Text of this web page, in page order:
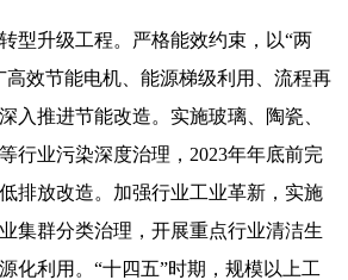
型升级工程。严格能效约束，以“两
高效节能电机、能源梯级利用、流程再
入推进节能改造。实施玻璃、陶瓷、
行业污染深度治理，2023年年底前完
排放改造。加强行业工业革新，实施
集群分类治理，开展重点行业清洁生
化利用。“十四五”时期，规模以上工